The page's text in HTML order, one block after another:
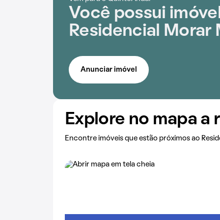
Você possui
Residencial Morar
Anunciar imóvel
Explore no mapa a
Encontre imóveis que estão próximos ao